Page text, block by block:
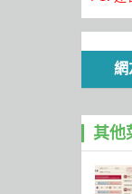
網
其他